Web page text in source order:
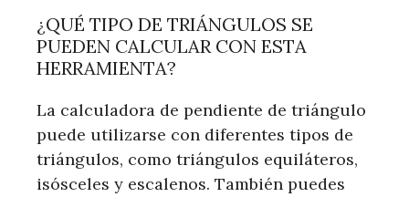
¿QUÉ TIPO DE TRIÁNGULOS SE
PUEDEN CALCULAR CON ESTA
HERRAMIENTA?
La calculadora de pendiente de triángulo
puede utilizarse con diferentes tipos de
triángulos, como triángulos equiláteros,
isósceles y escalenos. También puedes